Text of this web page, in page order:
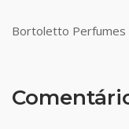
Bortoletto Perfumes